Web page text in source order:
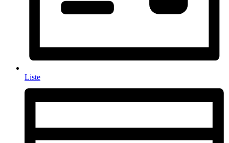
Liste